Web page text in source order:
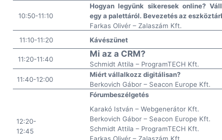
10:50-11:10
Hogyan legyünk sikeresek online?
egy a palettáról. Bevezetés az
Farkas Olivér – Zalaszám Kft.
11:10-11:20
Kávészünet
11:20-11:40
Mi az a CRM?
Schmidt Attila – ProgramTECH Kft.
11:40-12:00
Miért vállalkozz digitálisan?
Berkovich Gábor – Seacon Europe Kft.
12:20-
12:45
Fórumbeszélgetés
Karakó István – Webgenerátor Kft.
Berkovich Gábor – Seacon Europe Kft.
Schmidt Attila – ProgramTECH Kft.